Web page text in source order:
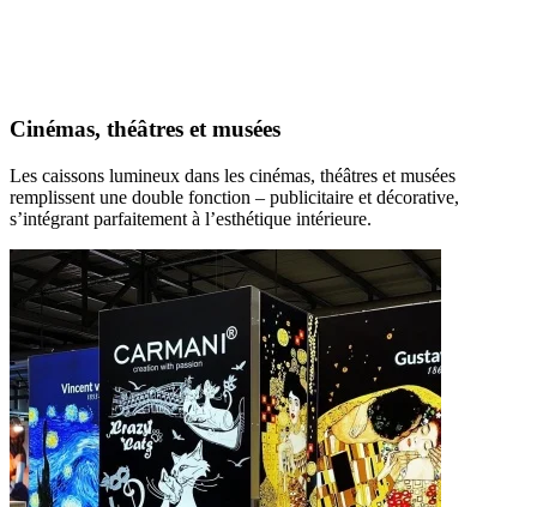
Cinémas, théâtres et musées
Les caissons lumineux dans les cinémas, théâtres et musées
remplissent une double fonction – publicitaire et décorative,
s’intégrant parfaitement à l’esthétique intérieure.